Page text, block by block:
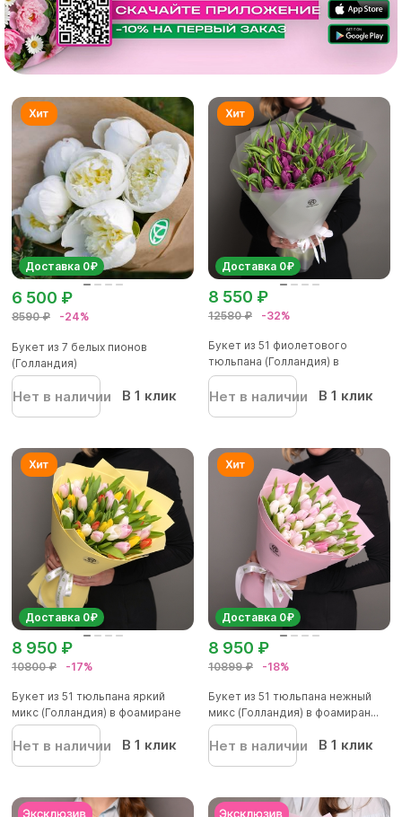
Доставка 0₽
8590 ₽ -24%
6 500 ₽
Букет из 7 белых пионов
(Голландия)
Нет в наличии В 1 клик
Доставка 0₽
12580 ₽ -32%
8 550 ₽
Букет из 51 фиолетового
тюльпана (Голландия) в
корейско...
Нет в наличии В 1 клик
Доставка 0₽
10800 ₽ -17%
8 950 ₽
Букет из 51 тюльпана яркий
микс (Голландия) в фоамиране
Нет в наличии В 1 клик
Доставка 0₽
10899 ₽ -18%
8 950 ₽
Букет из 51 тюльпана нежный
микс (Голландия) в фоамиран...
Нет в наличии В 1 клик